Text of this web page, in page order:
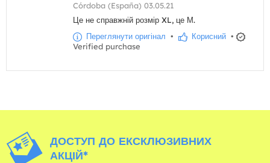
Córdoba (España) 03.05.21
Це не справжній розмір XL, це М.
Переглянути оригінал • Корисний •
Verified purchase
ДОСТУП ДО ЕКСКЛЮЗИВНИХ
АКЦІЙ*